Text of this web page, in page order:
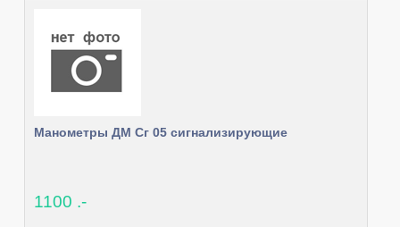
Манометры ДМ Сг 05 сигнализирующие
1100 .-